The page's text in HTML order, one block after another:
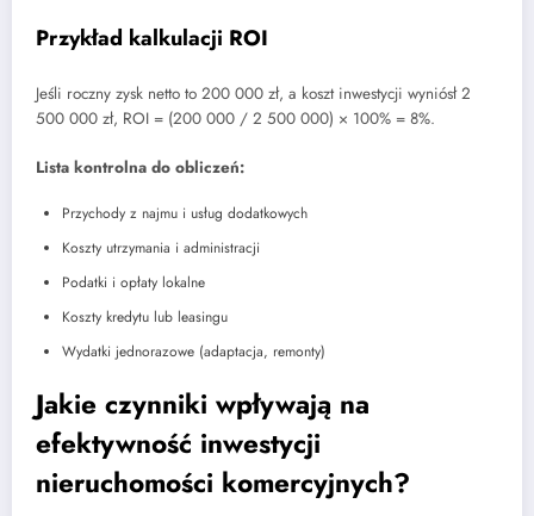
Przykład kalkulacji ROI
Jeśli roczny zysk netto to 200 000 zł, a koszt inwestycji wyniósł 2
500 000 zł, ROI = (200 000 / 2 500 000) × 100% = 8%.
Lista kontrolna do obliczeń:
Przychody z najmu i usług dodatkowych
Koszty utrzymania i administracji
Podatki i opłaty lokalne
Koszty kredytu lub leasingu
Wydatki jednorazowe (adaptacja, remonty)
Jakie czynniki wpływają na
efektywność inwestycji
nieruchomości komercyjnych?